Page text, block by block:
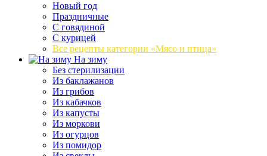
Новый год
Праздничные
С говядиной
С курицей
Все рецепты категории «Мясо и птица»
На зиму
Без стерилизации
Из баклажанов
Из грибов
Из кабачков
Из капусты
Из моркови
Из огурцов
Из помидор